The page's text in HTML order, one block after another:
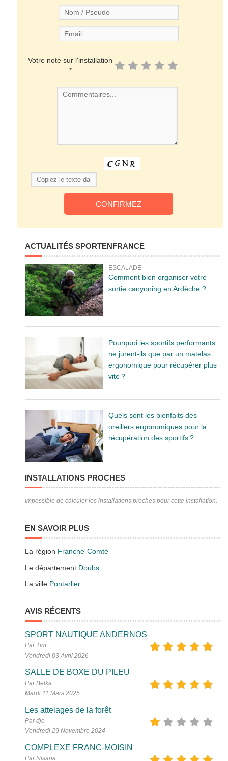
Votre note sur l'installation
*
ACTUALITÉS SPORTENFRANCE
ESCALADE
Comment bien organiser votre
sortie canyoning en Ardèche ?
Pourquoi les sportifs performants
ne jurent-ils que par un matelas
ergonomique pour récupérer plus
vite ?
Quels sont les bienfaits des
oreillers ergonomiques pour la
récupération des sportifs ?
INSTALLATIONS PROCHES
Impossible de calculer les installations proches pour cette installation.
EN SAVOIR PLUS
La région Franche-Comté
Le département Doubs
La ville Pontarlier
AVIS RÉCENTS
SPORT NAUTIQUE ANDERNOS
Par Tim
Vendredi 03 Avril 2026
SALLE DE BOXE DU PILEU
Par Belka
Mardi 11 Mars 2025
Les attelages de la forêt
Par dje
Vendredi 29 Novembre 2024
COMPLEXE FRANC-MOISIN
Par Nisana